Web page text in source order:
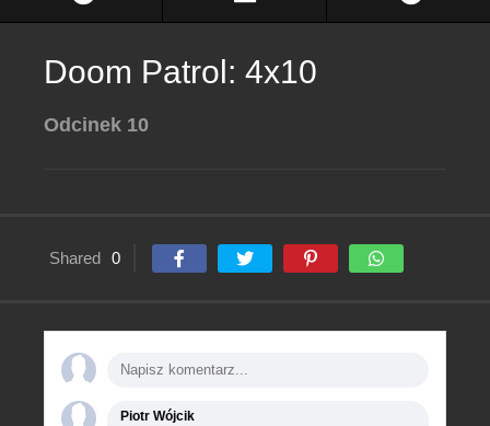
Doom Patrol: 4x10
Odcinek 10
Shared 0
Piotr Wójcik